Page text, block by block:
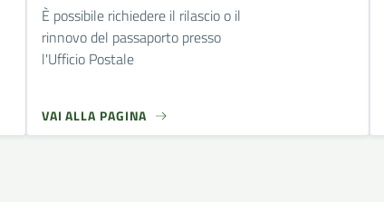
È possibile richiedere il rilascio o il
rinnovo del passaporto presso
l'Ufficio Postale
VAI ALLA PAGINA